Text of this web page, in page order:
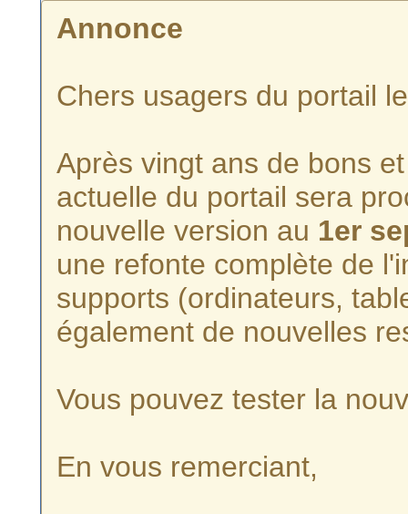
Annonce
Chers usagers du portail
Après vingt ans de bons
actuelle du portail sera
nouvelle version au 1er
une refonte complète de
supports (ordinateurs,
également de nouvelles
Vous pouvez tester la
En vous remerciant,